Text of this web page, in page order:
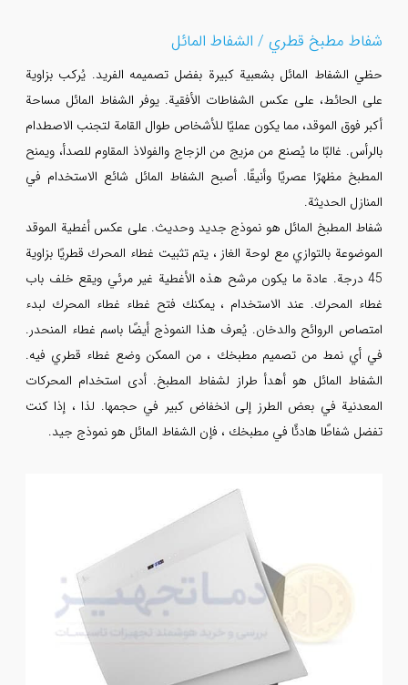
شفاط مطبخ قطري / الشفاط المائل
حظي الشفاط المائل بشعبية كبيرة بفضل تصميمه الفريد. يُركب بزاوية
على الحائط، على عكس الشفاطات الأفقية. يوفر الشفاط المائل مساحة
أكبر فوق الموقد، مما يكون عمليًا للأشخاص طوال القامة لتجنب الاصطدام
بالرأس. غالبًا ما يُصنع من مزيج من الزجاج والفولاذ المقاوم للصدأ، ويمنح
المطبخ مظهرًا عصريًا وأنيقًا. أصبح الشفاط المائل شائع الاستخدام في
المنازل الحديثة.
شفاط المطبخ المائل هو نموذج جديد وحديث. على عكس أغطية الموقد
الموضوعة بالتوازي مع لوحة الغاز ، يتم تثبيت غطاء المحرك قطريًا بزاوية
45 درجة. عادة ما يكون مرشح هذه الأغطية غير مرئي ويقع خلف باب
غطاء المحرك. عند الاستخدام ، يمكنك فتح غطاء غطاء المحرك لبدء
امتصاص الروائح والدخان. يُعرف هذا النموذج أيضًا باسم غطاء المنحدر.
في أي نمط من تصميم مطبخك ، من الممكن وضع غطاء قطري فيه.
الشفاط المائل هو أهدأ طراز لشفاط المطبخ. أدى استخدام المحركات
المعدنية في بعض الطرز إلى انخفاض كبير في حجمها. لذا ، إذا كنت
تفضل شفاطًا هادئًا في مطبخك ، فإن الشفاط المائل هو نموذج جيد.